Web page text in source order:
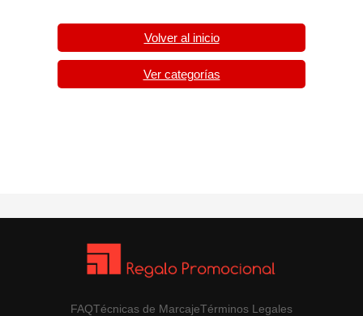
Volver al inicio
Ver categorías
FAQTécnicas de MarcajeTérminos Legales